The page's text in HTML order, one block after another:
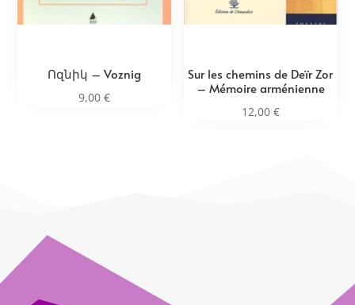
Ոզնիկ – Voznig
9,00€
Sur les chemins de Deïr Zor
– Mémoire arménienne
12,00 €